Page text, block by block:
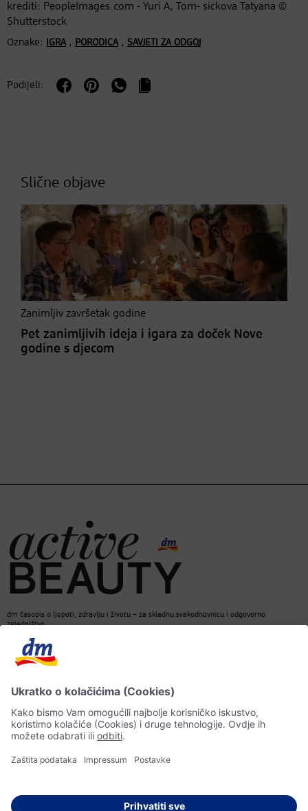
krediti: PeopleImages.com - Yuri A, Tom- sickova Tatyana ©
Shutterstock
Oznake: IGRA, PORODICA, SAVJETI ZA ODGOJ
Podijeli:
Slične objave
Zanimljiv završetak godine
Pet zanimljivih ideja i igara za doček Nove
godine s djecom
dm časopis o ljepoti, zdravlju i životu – za skladnu svakodnevnicu i odgovorno
zajedništvo.